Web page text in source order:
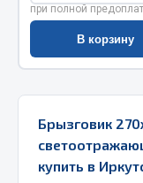
Система питания
Система выпуска
Система
Коробка передач
при полной
В корзину
Брызговик
купить в